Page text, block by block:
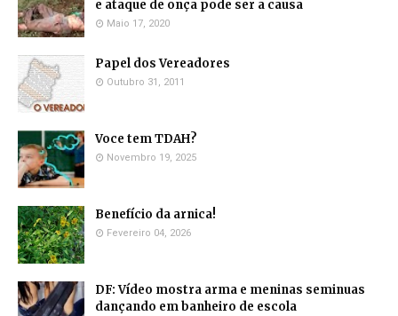
e ataque de onça pode ser a causa
Maio 17, 2020
Papel dos Vereadores
Outubro 31, 2011
Voce tem TDAH?
Novembro 19, 2025
Benefício da arnica!
Fevereiro 04, 2026
DF: Vídeo mostra arma e meninas seminuas
dançando em banheiro de escola